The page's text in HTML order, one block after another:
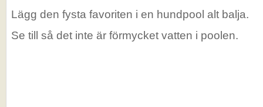
Lägg den fysta favoriten i en hundpool alt balja.
Se till så det inte är förmycket vatten i poolen.